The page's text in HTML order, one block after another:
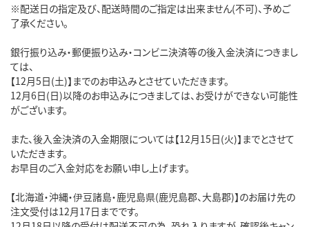
※配送日の指定及び、配送時間のご指定は出来ません(不可)、予めご
了承ください。
銀行振り込み・郵便振り込み・コンビニ決済等の後入金決済につきまし
ては、
【12月5日(土)】までのお申込みとさせていただきます。
12月6日(日)以降のお申込みにつきましては、お受けができない可能性
がございます。
また、後入金決済の入金期限については【12月15日(火)】までとさせて
いただきます。
お早目のご入金対応をお願い申し上げます。
【北海道・沖縄・伊豆諸島・鹿児島県(鹿児島郡、大島郡)】のお届け先の
注文受付は12月17日までです。